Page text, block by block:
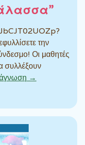
την
Οι μαθητές
συλλέξουν
→